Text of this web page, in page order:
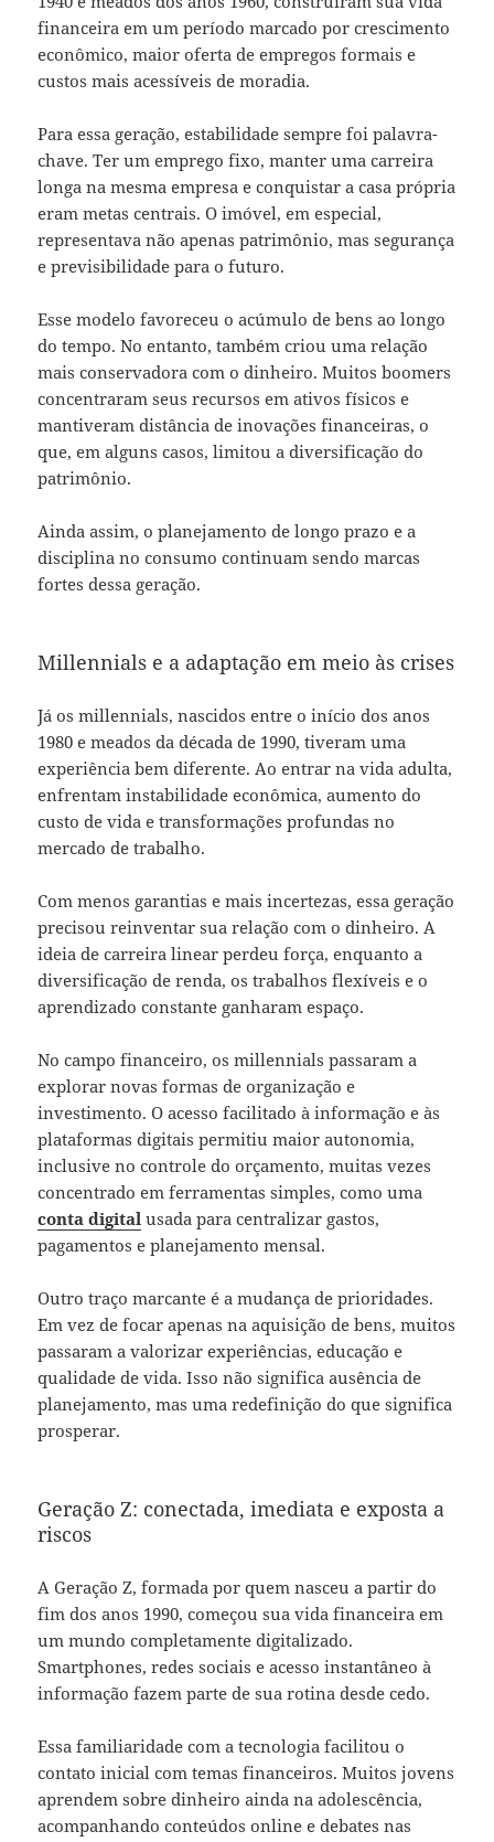
financeira em um período marcado por crescimento
econômico, maior oferta de empregos formais e
custos mais acessíveis de moradia.
Para essa geração, estabilidade sempre foi palavra-
chave. Ter um emprego fixo, manter uma carreira
longa na mesma empresa e conquistar a casa própria
eram metas centrais. O imóvel, em especial,
representava não apenas patrimônio, mas segurança
e previsibilidade para o futuro.
Esse modelo favoreceu o acúmulo de bens ao longo
do tempo. No entanto, também criou uma relação
mais conservadora com o dinheiro. Muitos boomers
concentraram seus recursos em ativos físicos e
mantiveram distância de inovações financeiras, o
que, em alguns casos, limitou a diversificação do
patrimônio.
Ainda assim, o planejamento de longo prazo e a
disciplina no consumo continuam sendo marcas
fortes dessa geração.
Millennials e a adaptação em meio às crises
Já os millennials, nascidos entre o início dos anos
1980 e meados da década de 1990, tiveram uma
experiência bem diferente. Ao entrar na vida adulta,
enfrentam instabilidade econômica, aumento do
custo de vida e transformações profundas no
mercado de trabalho.
Com menos garantias e mais incertezas, essa geração
precisou reinventar sua relação com o dinheiro. A
ideia de carreira linear perdeu força, enquanto a
diversificação de renda, os trabalhos flexíveis e o
aprendizado constante ganharam espaço.
No campo financeiro, os millennials passaram a
explorar novas formas de organização e
investimento. O acesso facilitado à informação e às
plataformas digitais permitiu maior autonomia,
inclusive no controle do orçamento, muitas vezes
concentrado em ferramentas simples, como uma
conta digital usada para centralizar gastos,
pagamentos e planejamento mensal.
Outro traço marcante é a mudança de prioridades.
Em vez de focar apenas na aquisição de bens, muitos
passaram a valorizar experiências, educação e
qualidade de vida. Isso não significa ausência de
planejamento, mas uma redefinição do que significa
prosperar.
Geração Z: conectada, imediata e exposta a
riscos
A Geração Z, formada por quem nasceu a partir do
fim dos anos 1990, começou sua vida financeira em
um mundo completamente digitalizado.
Smartphones, redes sociais e acesso instantâneo à
informação fazem parte de sua rotina desde cedo.
Essa familiaridade com a tecnologia facilitou o
contato inicial com temas financeiros. Muitos jovens
aprendem sobre dinheiro ainda na adolescência,
acompanhando conteúdos online e debates nas